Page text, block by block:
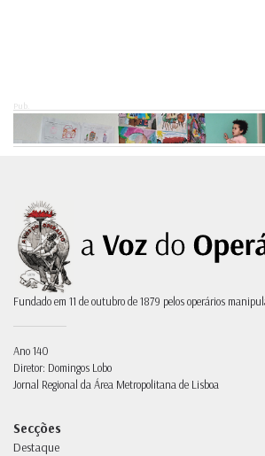
Pub.
Fundado em 11 de outubro de 1879 pelos operários
Ano 140
Diretor: Domingos Lobo
Jornal Regional da Área Metropolitana de Lisboa
Secções
Destaque